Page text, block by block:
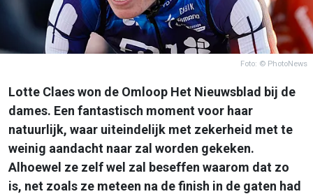
Foto: © PhotoNews
Lotte Claes won de Omloop Het Nieuwsblad bij de
dames. Een fantastisch moment voor haar
natuurlijk, waar uiteindelijk met zekerheid met te
weinig aandacht naar zal worden gekeken.
Alhoewel ze zelf wel zal beseffen waarom dat zo
is, net zoals ze meteen na de finish in de gaten had